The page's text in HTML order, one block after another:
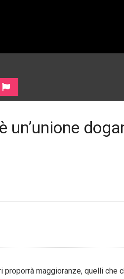
un’unione
proporrà maggioranze, quelli che